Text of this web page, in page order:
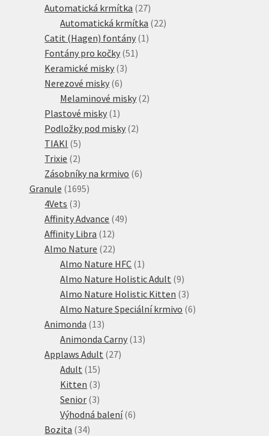
produktů
Automatická krmítka 2727
produktů
Automatická krmítka 2222
Catit (Hagen) fontány 1 1
Fontány pro kočky 51 51
Keramické misky 33
Nerezové misky 66
produktů
Melaminové misky 22
Plastové misky 1 1
produkt
Podložky pod misky 22
TIAKI 55
produktů
Trixie 22
produkty
Zásobníky na krmivo 66
Granule 16951695
4Vets 33
produkty
Affinity Advance 4949
Affinity Libra 1212
produktů
Almo Nature 2222
produktů
Almo Nature HFC 1 1
produkt
Almo Nature Holistic Adult 99
produktů
Almo Nature Holistic Kitten 33
produkty
Almo Nature Speciální krmivo 66
Animonda 1313
produktů
Animonda Carny 1313
Applaws Adult 2727
Adult 1515
produktů
Kitten 33
produkty
Senior 33
produkty
Výhodná balení 66
Bozita 3434